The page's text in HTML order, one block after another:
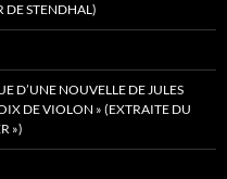
DE STENDHAL)
D’UNE NOUVELLE DE JULES
DE VIOLON » (EXTRAITE DU
»)